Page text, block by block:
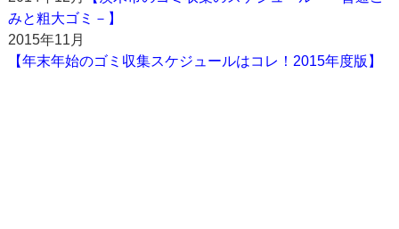
みと粗大ゴミ－】
2015年11月
【年末年始のゴミ収集スケジュールはコレ！2015年度版】